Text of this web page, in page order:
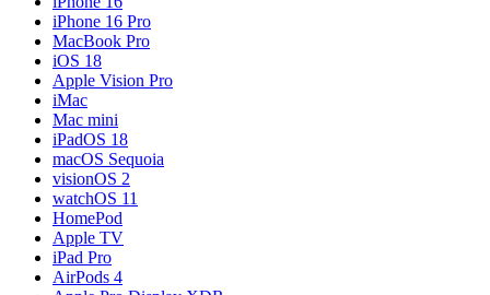
iPhone 16 Pro
MacBook Pro
iOS 18
Apple Vision Pro
iMac
Mac mini
iPadOS 18
macOS Sequoia
visionOS 2
watchOS 11
HomePod
Apple TV
iPad Pro
AirPods 4